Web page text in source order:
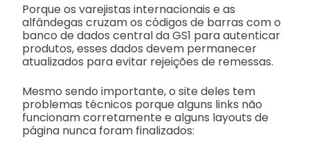
Porque os varejistas internacionais e as
alfândegas cruzam os códigos de barras com o
banco de dados central da GS1 para autenticar
produtos, esses dados devem permanecer
atualizados para evitar rejeições de remessas.
Mesmo sendo importante, o site deles tem
problemas técnicos porque alguns links não
funcionam corretamente e alguns layouts de
página nunca foram finalizados: